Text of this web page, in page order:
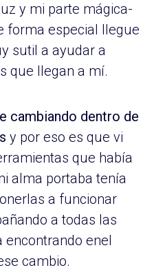
y mi parte mágica-
forma especial llegue
sutil a ayudar a
que llegan a mí.
cambiando dentro de
y por eso es que vi
que había
alma portaba tenía
a funcionar
a todas las
encontrando enel
cambio.